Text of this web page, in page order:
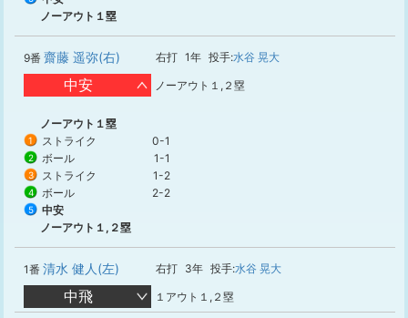
ノーアウト１塁
9番 齋藤 遥弥(右) 右打 1年 投手:水谷 晃大
中安 ノーアウト１,２塁
ノーアウト１塁
1 ストライク 0-1
2 ボール 1-1
3 ストライク 1-2
4 ボール 2-2
5
中安
ノーアウト１,２塁
1番 清水 健人(左) 右打 3年 投手:水谷 晃大
中飛 １アウト１,２塁